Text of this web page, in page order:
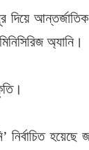
দিয়ে
অ্যানি।
হয়েছে